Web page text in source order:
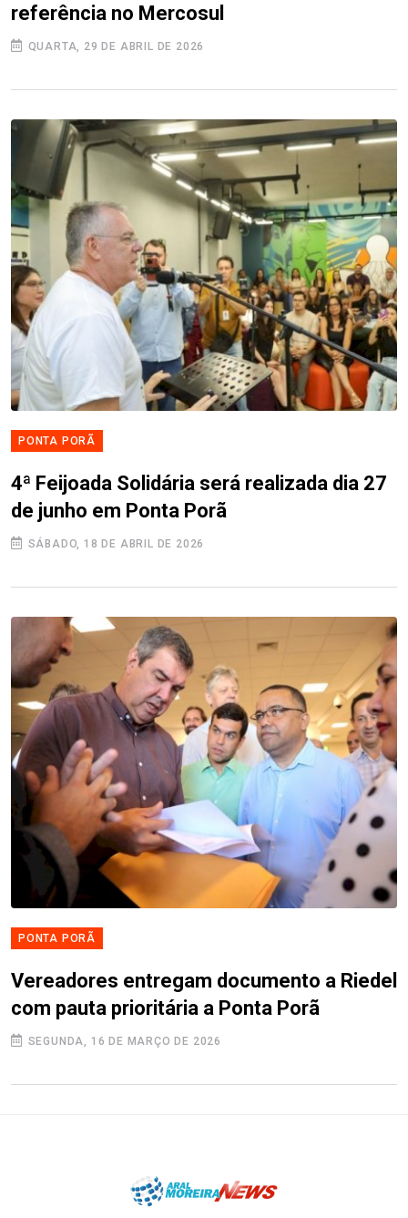
referência no Mercosul
QUARTA, 29 DE ABRIL DE 2026
PONTA PORÃ
4ª Feijoada Solidária será realizada dia 27
de junho em Ponta Porã
SÁBADO, 18 DE ABRIL DE 2026
PONTA PORÃ
Vereadores entregam documento a Riedel
com pauta prioritária a Ponta Porã
SEGUNDA, 16 DE MARÇO DE 2026